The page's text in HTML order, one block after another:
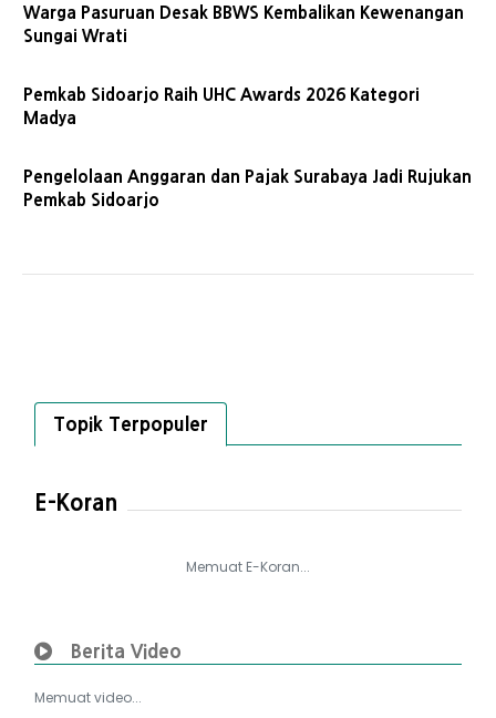
Warga Pasuruan Desak BBWS Kembalikan Kewenangan
Sungai Wrati
Pemkab Sidoarjo Raih UHC Awards 2026 Kategori
Madya
Pengelolaan Anggaran dan Pajak Surabaya Jadi Rujukan
Pemkab Sidoarjo
Topik Terpopuler
E-Koran
Memuat E-Koran...
Berita Video
Memuat video...